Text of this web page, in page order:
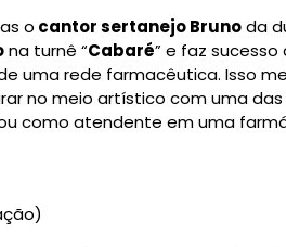
o cantor sertanejo Brunoda
na turnê “Cabaré” e faz
uma rede farmacêutica. Isso
no meio artístico com uma
como atendente em uma